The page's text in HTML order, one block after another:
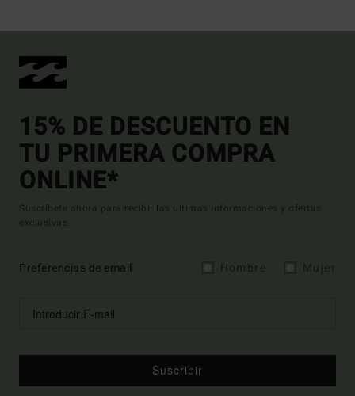
15% DE DESCUENTO EN
TU PRIMERA COMPRA
ONLINE*
Suscríbete ahora para recibir las ultimas informaciones y ofertas
exclusivas.
Preferencias de email
Suscribir